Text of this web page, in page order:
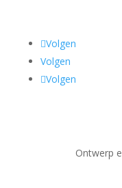
Volgen
Volgen
Volgen
Ontwerp